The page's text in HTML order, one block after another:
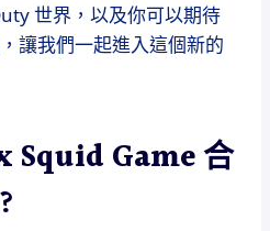
世界，以及你可以期待
讓我們一起進入這個新的
Squid Game 合